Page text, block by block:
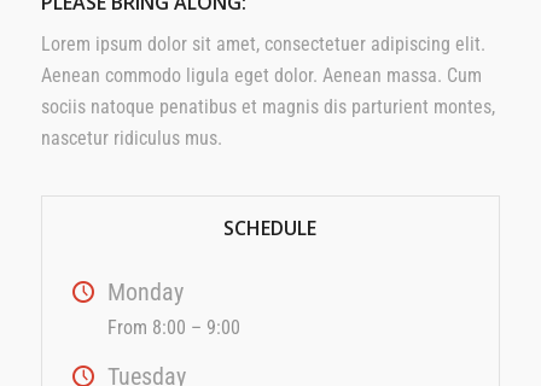
Lorem ipsum dolor sit amet, consectetuer adipiscing elit.
Aenean commodo ligula eget dolor. Aenean massa. Cum
sociis natoque penatibus et magnis dis parturient montes,
nascetur ridiculus mus.
SCHEDULE
Monday
From 8:00 – 9:00
Tuesday